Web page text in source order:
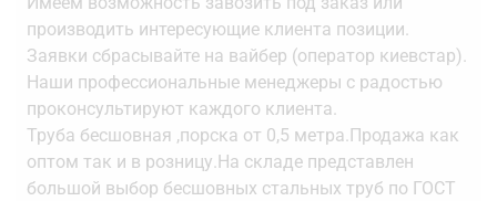
производить интересующие клиента позиции.
Заявки сбрасывайте на вайбер (оператор киевстар).
Наши профессиональные менеджеры с радостью
проконсультируют каждого клиента.
Труба бесшовная ,порска от 0,5 метра.Продажа как
оптом так и в розницу.На складе представлен
большой выбор бесшовных стальных труб по ГОСТ